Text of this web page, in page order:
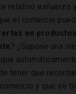
relativo esfuerzo
el comercio
en
? ¿Supone una
tener que
y que se